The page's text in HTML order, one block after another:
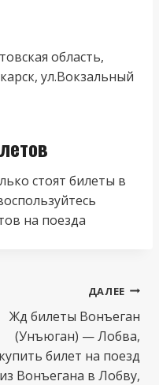
область,
ул.Вокзальный
стоят билеты в
на поезда
ДАЛЕЕ
Жд билеты Вонъеган
(Унъюган) — Лобва,
купить билет на поезд
из Вонъегана в Лобву,